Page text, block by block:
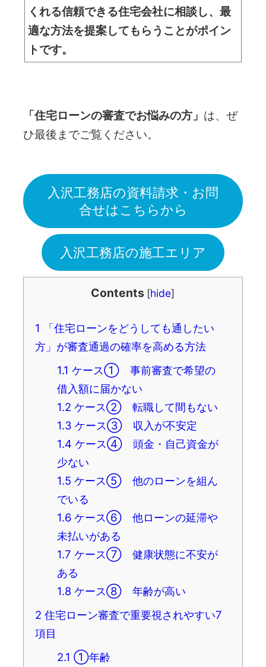
くれる信頼できる住宅会社に相談し、最
適な方法を提案してもらうことがポイン
トです。
「住宅ローンの審査でお悩みの方」 は、ぜ
ひ最後までご覧ください。
入沢工務店の資料請求・お問
合せはこちらから
入沢工務店の施工エリア
Contents [hide]
1
「住宅ローンをどうしても通したい
方」が審査通過の確率を高める方法
1.1 ケース① 事前審査で希望の
借入額に届かない
1.2 ケース② 転職して間もない
1.3 ケース③ 収入が不安定
1.4 ケース④ 頭金・自己資金が
少ない
1.5 ケース⑤ 他のローンを組ん
でいる
1.6ケース⑥ 他ローンの延滞や
未払いがある
1.7 ケース⑦ 健康状態に不安が
ある
1.8ケース⑧ 年齢が高い
2 住宅ローン審査で重要視されやすい7
項目
2.1 ①年齢